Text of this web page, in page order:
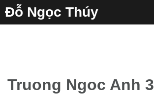
to
content
Đỗ Ngọc Thúy
Truong Ngoc Anh 3